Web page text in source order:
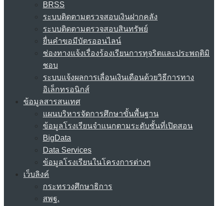
BRSS
ระบบติดตามตรวจสอบเงินฝากคลัง
ระบบติดตามตรวจสอบสินทรัพย์
ยื่นคำขอมีบัตรออนไลน์
ช่องทางแจ้งเรื่องร้องเรียนการทุจริตและประพฤติมิ
ชอบ
ระบบแจ้งผลการเลื่อนเงินเดือนด้วยวิธีการทาง
อิเล็กทรอนิกส์
ข้อมูลสารสนเทศ
แผนบริหารจัดการศึกษาขั้นพื้นฐาน
ข้อมูลโรงเรียนจำแนกตามระดับชั้นที่เปิดสอน
BigData
Data Services
ข้อมูลโรงเรียนในโครงการต่างๆ
เว็บลิงค์
กระทรวงศึกษาธิการ
สพฐ.